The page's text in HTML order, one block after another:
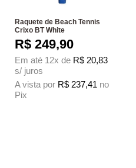
Raquete de Beach Tennis
Crixo BT White
R$ 249,90
Em até 12x de R$ 20,83
s/ juros
A vista por R$ 237,41 no
Pix